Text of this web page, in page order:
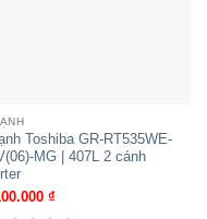
Toshiba GR-RT535WE-
MG | 407L 2 cánh
₫